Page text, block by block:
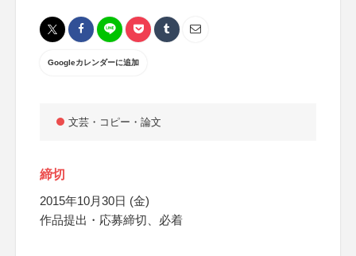
Googleカレンダーに追加
文芸・コピー・論文
締切
2015年10月30日 (金)
作品提出・応募締切、必着